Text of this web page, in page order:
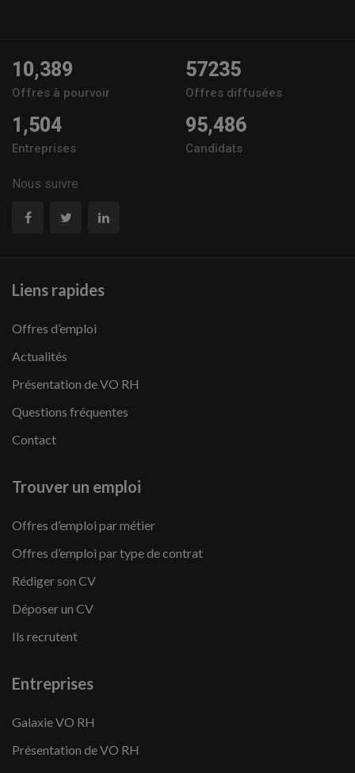
10,389
Offres à pourvoir
57235
Offres diffusées
1,504
Entreprises
95,486
Candidats
Nous suivre
Liens rapides
Offres d’emploi
Actualités
Présentation de VO RH
Questions fréquentes
Contact
Trouver un emploi
Offres d’emploi par métier
Offres d’emploi par type de contrat
Rédiger son CV
Déposer un CV
Ils recrutent
Entreprises
Galaxie VO RH
Présentation de VO RH